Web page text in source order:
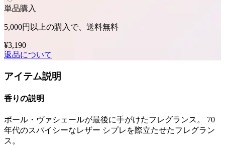
単品購入
5,000円以上の購入で、送料無料
¥3,190
返品について
アイテム説明
香りの説明
ポール・ヴァシェールが最後に手がけたフレグランス。 70
年代のスパイシーなレザー シプレを際立たせたフレグラン
ス。